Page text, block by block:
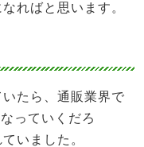
ればと思います。
たら、通販業界で
っていくだろ
いました。